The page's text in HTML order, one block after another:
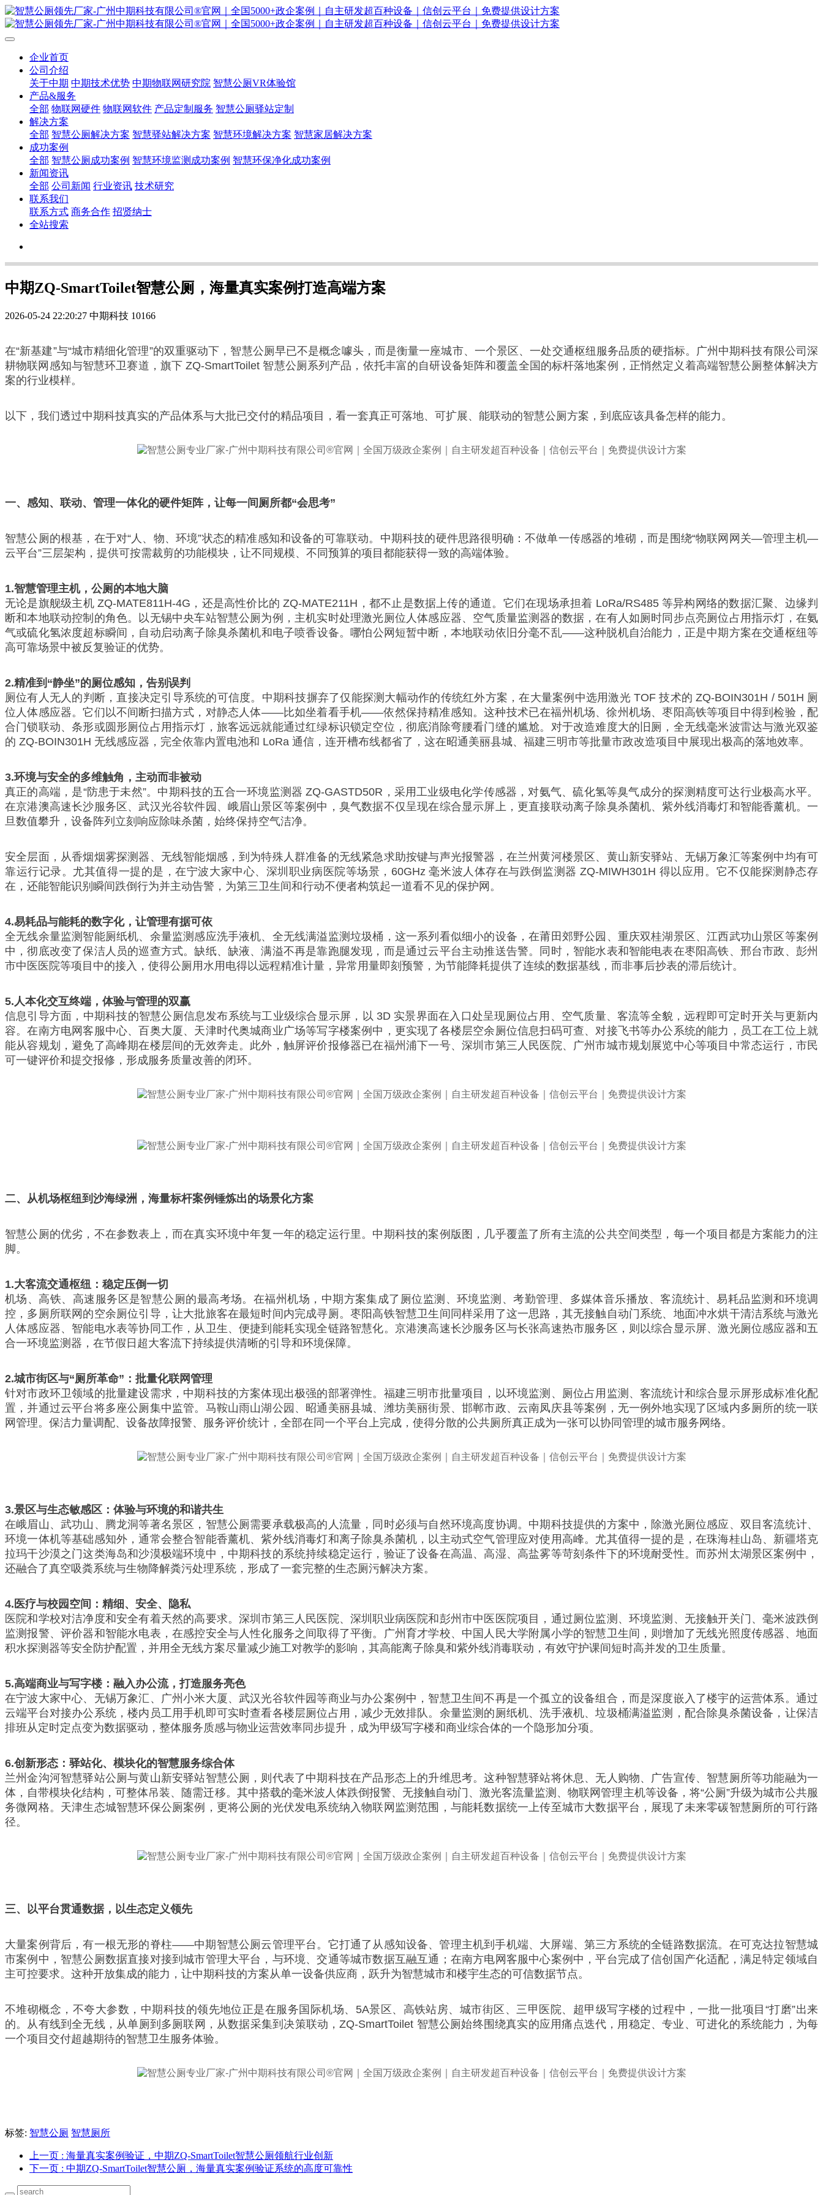
企业首页
公司介绍
关于中期 中期技术优势 中期物联网研究院 智慧公厕VR体验馆
产品&服务
全部 物联网硬件 物联网软件 产品定制服务 智慧公厕驿站定制
解决方案
全部 智慧公厕解决方案 智慧驿站解决方案 智慧环境解决方案 智慧家居解决方案
成功案例
全部 智慧公厕成功案例 智慧环境监测成功案例 智慧环保净化成功案例
新闻资讯
全部 公司新闻 行业资讯 技术研究
联系我们
联系方式 商务合作 招贤纳士
全站搜索
中期ZQ-SmartToilet智慧公厕，海量真实案例打造高端方案
2026-05-24 22:20:27 中期科技 10166
在“新基建”与“城市精细化管理”的双重驱动下，智慧公厕早已不是概念噱头，而是衡量一座城市、一个景区、一处交通枢纽服务品质的硬指标。广州中期科技有限公司深
耕物联网感知与智慧环卫赛道，旗下 ZQ-SmartToilet 智慧公厕系列产品，依托丰富的自研设备矩阵和覆盖全国的标杆落地案例，正悄然定义着高端智慧公厕整体解决方
案的行业模样。
以下，我们透过中期科技真实的产品体系与大批已交付的精品项目，看一套真正可落地、可扩展、能联动的智慧公厕方案，到底应该具备怎样的能力。
一、感知、联动、管理一体化的硬件矩阵，让每一间厕所都“会思考”
智慧公厕的根基，在于对“人、物、环境”状态的精准感知和设备的可靠联动。中期科技的硬件思路很明确：不做单一传感器的堆砌，而是围绕“物联网网关—管理主机—
云平台”三层架构，提供可按需裁剪的功能模块，让不同规模、不同预算的项目都能获得一致的高端体验。
1.智慧管理主机，公厕的本地大脑
无论是旗舰级主机 ZQ-MATE811H-4G，还是高性价比的 ZQ-MATE211H，都不止是数据上传的通道。它们在现场承担着 LoRa/RS485 等异构网络的数据汇聚、边缘判
断和本地联动控制的角色。以无锡中央车站智慧公厕为例，主机实时处理激光厕位人体感应器、空气质量监测器的数据，在有人如厕时同步点亮厕位占用指示灯，在氨
气或硫化氢浓度超标瞬间，自动启动离子除臭杀菌机和电子喷香设备。哪怕公网短暂中断，本地联动依旧分毫不乱——这种脱机自治能力，正是中期方案在交通枢纽等
高可靠场景中被反复验证的优势。
2.精准到“静坐”的厕位感知，告别误判
厕位有人无人的判断，直接决定引导系统的可信度。中期科技摒弃了仅能探测大幅动作的传统红外方案，在大量案例中选用激光 TOF 技术的 ZQ-BOIN301H / 501H 厕
位人体感应器。它们以不间断扫描方式，对静态人体——比如坐着看手机——依然保持精准感知。这种技术已在福州机场、徐州机场、枣阳高铁等项目中得到检验，配
合门锁联动、条形或圆形厕位占用指示灯，旅客远远就能通过红绿标识锁定空位，彻底消除弯腰看门缝的尴尬。对于改造难度大的旧厕，全无线毫米波雷达与激光双鉴
的 ZQ-BOIN301H 无线感应器，完全依靠内置电池和 LoRa 通信，连开槽布线都省了，这在昭通美丽县城、福建三明市等批量市政改造项目中展现出极高的落地效率。
3.环境与安全的多维触角，主动而非被动
真正的高端，是“防患于未然”。中期科技的五合一环境监测器 ZQ-GASTD50R，采用工业级电化学传感器，对氨气、硫化氢等臭气成分的探测精度可达行业极高水平。
在京港澳高速长沙服务区、武汉光谷软件园、峨眉山景区等案例中，臭气数据不仅呈现在综合显示屏上，更直接联动离子除臭杀菌机、紫外线消毒灯和智能香薰机。一
旦数值攀升，设备阵列立刻响应除味杀菌，始终保持空气洁净。
安全层面，从香烟烟雾探测器、无线智能烟感，到为特殊人群准备的无线紧急求助按键与声光报警器，在兰州黄河楼景区、黄山新安驿站、无锡万象汇等案例中均有可
靠运行记录。尤其值得一提的是，在宁波大家中心、深圳职业病医院等场景，60GHz 毫米波人体存在与跌倒监测器 ZQ-MIWH301H 得以应用。它不仅能探测静态存
在，还能智能识别瞬间跌倒行为并主动告警，为第三卫生间和行动不便者构筑起一道看不见的保护网。
4.易耗品与能耗的数字化，让管理有据可依
全无线余量监测智能厕纸机、余量监测感应洗手液机、全无线满溢监测垃圾桶，这一系列看似细小的设备，在莆田郊野公园、重庆双桂湖景区、江西武功山景区等案例
中，彻底改变了保洁人员的巡查方式。缺纸、缺液、满溢不再是靠跑腿发现，而是通过云平台主动推送告警。同时，智能水表和智能电表在枣阳高铁、邢台市政、彭州
市中医医院等项目中的接入，使得公厕用水用电得以远程精准计量，异常用量即刻预警，为节能降耗提供了连续的数据基线，而非事后抄表的滞后统计。
5. 人本化交互终端，体验与管理的双赢
信息引导方面，中期科技的智慧公厕信息发布系统与工业级综合显示屏，以 3D 实景界面在入口处呈现厕位占用、空气质量、客流等全貌，远程即可定时开关与更新内
容。在南方电网客服中心、百奥大厦、天津时代奥城商业广场等写字楼案例中，更实现了各楼层空余厕位信息扫码可查、对接飞书等办公系统的能力，员工在工位上就
能从容规划，避免了高峰期在楼层间的无效奔走。此外，触屏评价报修器已在福州浦下一号、深圳市第三人民医院、广州市城市规划展览中心等项目中常态运行，市民
可一键评价和提交报修，形成服务质量改善的闭环。
二、从机场枢纽到沙海绿洲，海量标杆案例锤炼出的场景化方案
智慧公厕的优劣，不在参数表上，而在真实环境中年复一年的稳定运行里。中期科技的案例版图，几乎覆盖了所有主流的公共空间类型，每一个项目都是方案能力的注
脚。
1.大客流交通枢纽：稳定压倒一切
机场、高铁、高速服务区是智慧公厕的最高考场。在福州机场，中期方案集成了厕位监测、环境监测、考勤管理、多媒体音乐播放、客流统计、易耗品监测和环境调
控，多厕所联网的空余厕位引导，让大批旅客在最短时间内完成寻厕。枣阳高铁智慧卫生间同样采用了这一思路，其无接触自动门系统、地面冲水烘干清洁系统与激光
人体感应器、智能电水表等协同工作，从卫生、便捷到能耗实现全链路智慧化。京港澳高速长沙服务区与长张高速热市服务区，则以综合显示屏、激光厕位感应器和五
合一环境监测器，在节假日超大客流下持续提供清晰的引导和环境保障。
2.城市街区与“厕所革命”：批量化联网管理
针对市政环卫领域的批量建设需求，中期科技的方案体现出极强的部署弹性。福建三明市批量项目，以环境监测、厕位占用监测、客流统计和综合显示屏形成标准化配
置，并通过云平台将多座公厕集中监管。马鞍山雨山湖公园、昭通美丽县城、潍坊美丽街景、邯郸市政、云南凤庆县等案例，无一例外地实现了区域内多厕所的统一联
网管理。保洁力量调配、设备故障报警、服务评价统计，全部在同一个平台上完成，使得分散的公共厕所真正成为一张可以协同管理的城市服务网络。
3.景区与生态敏感区：体验与环境的和谐共生
在峨眉山、武功山、腾龙洞等著名景区，智慧公厕需要承载极高的人流量，同时必须与自然环境高度协调。中期科技提供的方案中，除激光厕位感应、双目客流统计、
环境一体机等基础感知外，通常会整合智能香薰机、紫外线消毒灯和离子除臭杀菌机，以主动式空气管理应对使用高峰。尤其值得一提的是，在珠海桂山岛、新疆塔克
拉玛干沙漠之门这类海岛和沙漠极端环境中，中期科技的系统持续稳定运行，验证了设备在高温、高湿、高盐雾等苛刻条件下的环境耐受性。而苏州太湖景区案例中，
还融合了真空吸粪系统与生物降解粪污处理系统，形成了一套完整的生态厕污解决方案。
4. 医疗与校园空间：精细、安全、隐私
医院和学校对洁净度和安全有着天然的高要求。深圳市第三人民医院、深圳职业病医院和彭州市中医医院项目，通过厕位监测、环境监测、无接触开关门、毫米波跌倒
监测报警、评价器和智能水电表，在感控安全与人性化服务之间取得了平衡。广州育才学校、中国人民大学附属小学的智慧卫生间，则增加了无线光照度传感器、地面
积水探测器等安全防护配置，并用全无线方案尽量减少施工对教学的影响，其高能离子除臭和紫外线消毒联动，有效守护课间短时高并发的卫生质量。
5.高端商业与写字楼：融入办公流，打造服务亮色
在宁波大家中心、无锡万象汇、广州小米大厦、武汉光谷软件园等商业与办公案例中，智慧卫生间不再是一个孤立的设备组合，而是深度嵌入了楼宇的运营体系。通过
云端平台对接办公系统，楼内员工用手机即可实时查看各楼层厕位占用，减少无效排队。余量监测的厕纸机、洗手液机、垃圾桶满溢监测，配合除臭杀菌设备，让保洁
排班从定时定点变为数据驱动，整体服务质感与物业运营效率同步提升，成为甲级写字楼和商业综合体的一个隐形加分项。
6.创新形态：驿站化、模块化的智慧服务综合体
兰州金沟河智慧驿站公厕与黄山新安驿站智慧公厕，则代表了中期科技在产品形态上的升维思考。这种智慧驿站将休息、无人购物、广告宣传、智慧厕所等功能融为一
体，自带模块化结构，可整体吊装、随需迁移。其中搭载的毫米波人体跌倒报警、无接触自动门、激光客流量监测、物联网管理主机等设备，将“公厕”升级为城市公共服
务微网格。天津生态城智慧环保公厕案例，更将公厕的光伏发电系统纳入物联网监测范围，与能耗数据统一上传至城市大数据平台，展现了未来零碳智慧厕所的可行路
径。
三、以平台贯通数据，以生态定义领先
大量案例背后，有一根无形的脊柱——中期智慧公厕云管理平台。它打通了从感知设备、管理主机到手机端、大屏端、第三方系统的全链路数据流。在可克达拉智慧城
市案例中，智慧公厕数据直接对接到城市管理大平台，与环境、交通等城市数据互融互通；在南方电网客服中心案例中，平台完成了信创国产化适配，满足特定领域自
主可控要求。这种开放集成的能力，让中期科技的方案从单一设备供应商，跃升为智慧城市和楼宇生态的可信数据节点。
不堆砌概念，不夸大参数，中期科技的领先地位正是在服务国际机场、5A景区、高铁站房、城市街区、三甲医院、超甲级写字楼的过程中，一批一批项目“打磨”出来
的。从有线到全无线，从单厕到多厕联网，从数据采集到决策联动，ZQ-SmartToilet 智慧公厕始终围绕真实的应用痛点迭代，用稳定、专业、可进化的系统能力，为每
一个项目交付超越期待的智慧卫生服务体验。
标签: 智慧公厕 智慧厕所
上一页 : 海量真实案例验证，中期ZQ-SmartToilet智慧公厕领航行业创新
下一页 : 中期ZQ-SmartToilet智慧公厕，海量真实案例验证系统的高度可靠性